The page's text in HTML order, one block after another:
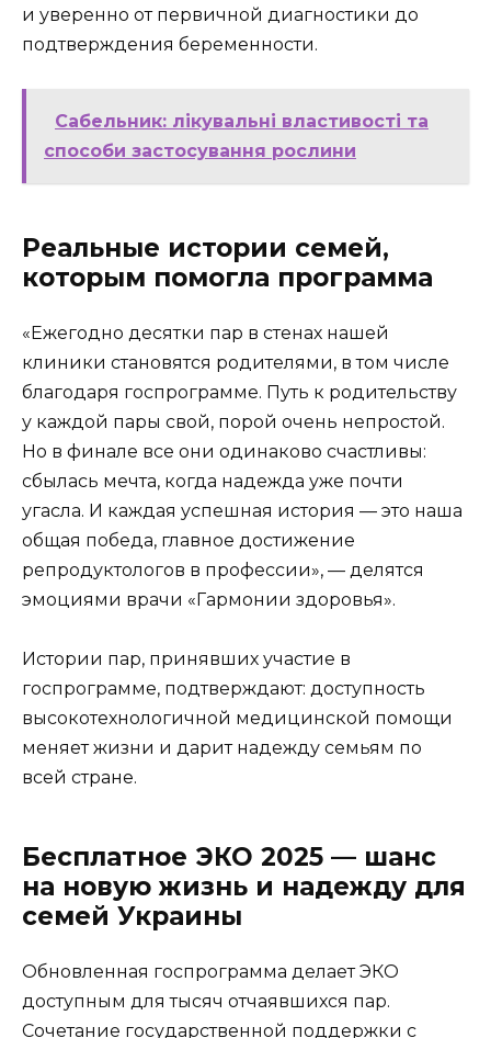
и уверенно от первичной диагностики до
подтверждения беременности.
Сабельник: лікувальні властивості та
способи застосування рослини
Реальные истории семей,
которым помогла программа
«Ежегодно десятки пар в стенах нашей
клиники становятся родителями, в том числе
благодаря госпрограмме. Путь к родительству
у каждой пары свой, порой очень непростой.
Но в финале все они одинаково счастливы:
сбылась мечта, когда надежда уже почти
угасла. И каждая успешная история — это наша
общая победа, главное достижение
репродуктологов в профессии», — делятся
эмоциями врачи «Гармонии здоровья».
Истории пар, принявших участие в
госпрограмме, подтверждают: доступность
высокотехнологичной медицинской помощи
меняет жизни и дарит надежду семьям по
всей стране.
Бесплатное ЭКО 2025 — шанс
на новую жизнь и надежду для
семей Украины
Обновленная госпрограмма делает ЭКО
доступным для тысяч отчаявшихся пар.
Сочетание государственной поддержки с